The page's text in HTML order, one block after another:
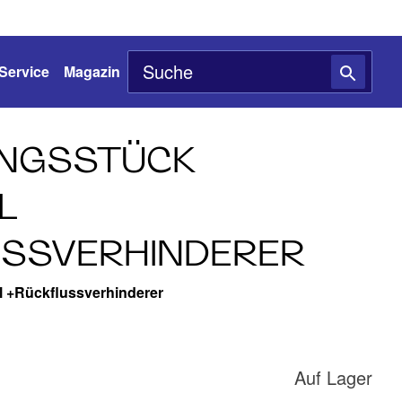
Magazin
+Rückflussverhinderer
Auf Lager